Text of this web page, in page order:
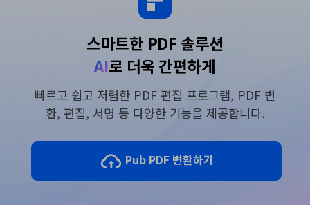
스마트한 PDF 솔루션
AI로 더욱 간편하게
빠르고 쉽고 저렴한 PDF 편집 프로그램, PDF 변
환, 편집, 서명 등 다양한 기능을 제공합니다.
Pub PDF 변환하기